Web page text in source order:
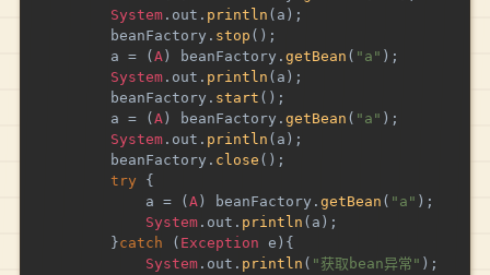
System . out . println ( a ) ;
		beanFactory
. stop ( ) ;
		a
= ( A ) beanFactory . getBean ( "a" ) ;
System . out . println ( a ) ;
		beanFactory
. start ( ) ;
		a
= ( A ) beanFactory . getBean ( "a" ) ;
System . out . println ( a ) ;
		beanFactory
. close ( ) ;
try
{
			a
= ( A ) beanFactory . getBean ( "a" ) ;
System . out . println ( a ) ;
}catch ( Exception e ) {
System . out . println ( "获取bean异常" ) ;